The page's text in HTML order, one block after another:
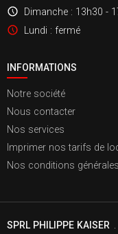
Dimanche : 13h30 -
Lundi : fermé
INFORMATIONS
Notre société
Nous contacter
Nos services
Imprimer nos tarifs de
Nos conditions
SPRL PHILIPPE KAISER